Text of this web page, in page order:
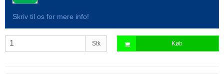
Skriv til os for mere info!
Stk Køb